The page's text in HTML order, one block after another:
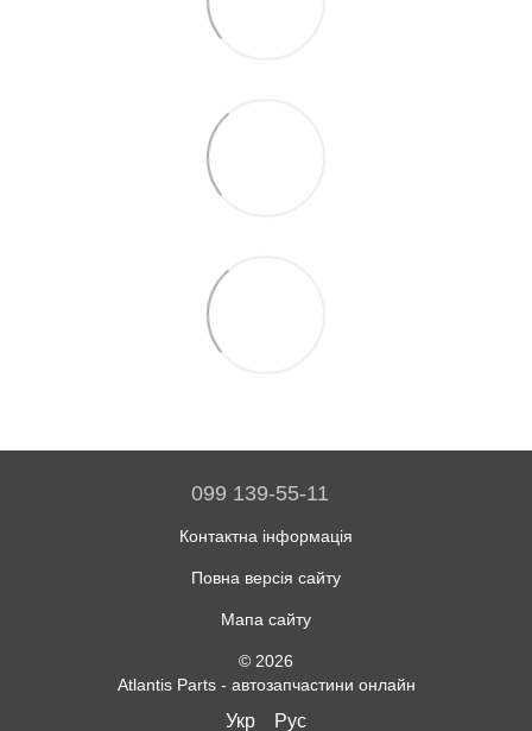
099 139-55-11
Контактна інформація
Повна версія сайту
Мапа сайту
© 2026
Atlantis Parts - автозапчастини онлайн
Укр Рус